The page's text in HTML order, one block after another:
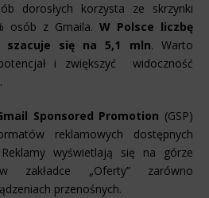
dorosłych korzysta ze skrzynki
osób z Gmaila. W Polsce liczbę
szacuje się na 5,1 mln. Warto
i zwiększyć widoczność
Sponsored Promotion (GSP)
reklamowych dostępnych
wyświetlają się na górze
zakładce „Oferty” zarówno
przenośnych.